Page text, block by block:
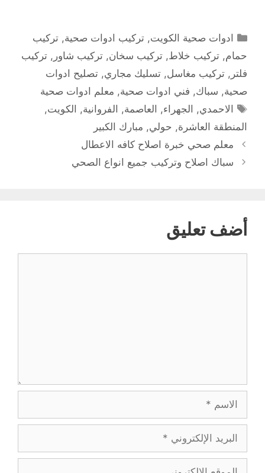
التصنيفات
ادوات صحية الكويت,تركيب ادوات صحية,تركيب
حمام, تركيب خلاط, تركيب سخان, تركيب شاور , تركيب
فلتر , تركيب مغاسل, تسليك مجاري, تصليح ادوات
صحية, سباك, فني ادوات صحية, معلم ادوات صحية
الوسوم
الاحمدي, الجهراء, العاصمة, الفروانية, الكويت,
المنطقة العاشرة, حولي, مبارك الكبير
معلم صحي خبرة اصلاح كافه الاعطال
سباك اصلاح وتركيب جميع انواع الصحي
أضف تعليق
الاسم
البريد
الإلكتروني
الموقع